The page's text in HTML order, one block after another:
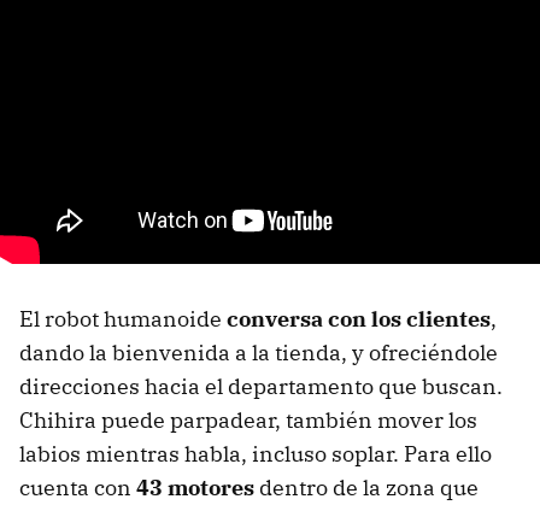
El robot humanoide conversa con los clientes,
dando la bienvenida a la tienda, y ofreciéndole
direcciones hacia el departamento que buscan.
Chihira puede parpadear, también mover los
labios mientras habla, incluso soplar. Para ello
cuenta con 43 motores dentro de la zona que